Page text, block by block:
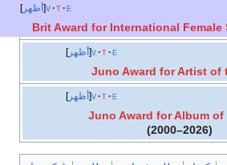
أظهر v
Brit Award for International
أظهر v
Juno Award for
أظهر v
Juno Award for